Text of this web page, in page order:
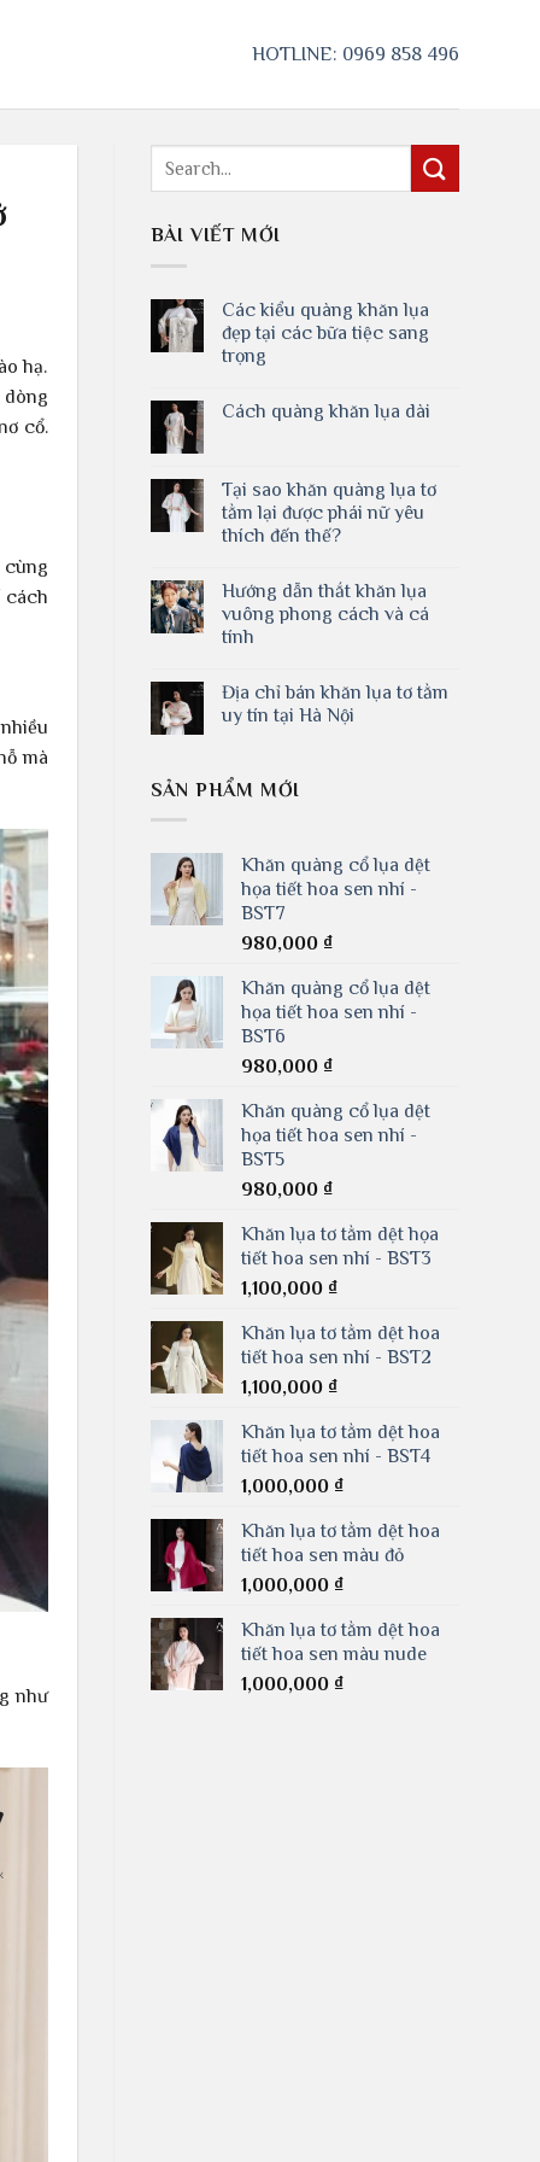
HOTLINE: 0969 858 496
hạ.
cổ.
cùng
cách
mà
như
BÀI VIẾT MỚI
Các kiểu quàng khăn lụa
đẹp tại các bữa tiệc sang
trọng
Cách quàng khăn lụa dài
Tại sao khăn quàng lụa tơ
tằm lại được phái nữ yêu
thích đến thế?
Hướng dẫn thắt khăn lụa
vuông phong cách và cá
tính
Địa chỉ bán khăn lụa tơ tằm
uy tín tại Hà Nội
SẢN PHẨM MỚI
Khăn quàng cổ lụa dệt
họa tiết hoa sen nhí -
BST7
980,000 ₫
Khăn quàng cổ lụa dệt
họa tiết hoa sen nhí -
BST6
980,000 ₫
Khăn quàng cổ lụa dệt
họa tiết hoa sen nhí -
BST5
980,000 ₫
Khăn lụa tơ tằm dệt họa
tiết hoa sen nhí - BST3
1,100,000 ₫
Khăn lụa tơ tằm dệt hoa
tiết hoa sen nhí - BST2
1,100,000 ₫
Khăn lụa tơ tằm dệt hoa
tiết hoa sen nhí - BST4
1,000,000 ₫
Khăn lụa tơ tằm dệt hoa
tiết hoa sen màu đỏ
1,000,000 ₫
Khăn lụa tơ tằm dệt hoa
tiết hoa sen màu nude
1,000,000 ₫